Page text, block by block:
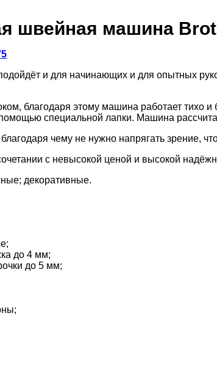
швейная машина
и для начинающих и для опытных
благодаря этому машина работает
специальной лапки. Машина
чему не нужно напрягать зрение,
с невысокой ценой и высокой
декоративные.
до 4 мм;
до 5 мм;